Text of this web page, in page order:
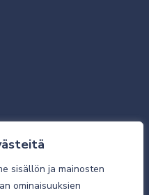
sisällön ja mainosten
ominaisuuksien